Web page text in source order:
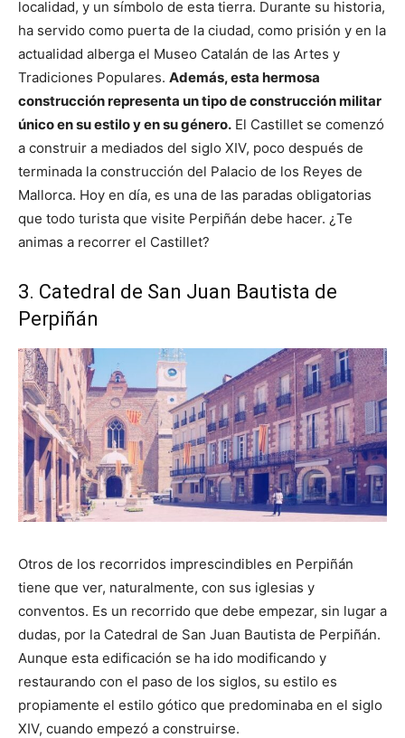
localidad, y un símbolo de esta tierra. Durante su historia,
ha servido como puerta de la ciudad, como prisión y en la
actualidad alberga el Museo Catalán de las Artes y
Tradiciones Populares. Además, esta hermosa
construcción representa un tipo de construcción militar
único en su estilo y en su género. El Castillet se comenzó
a construir a mediados del siglo XIV, poco después de
terminada la construcción del Palacio de los Reyes de
Mallorca. Hoy en día, es una de las paradas obligatorias
que todo turista que visite Perpiñán debe hacer. ¿Te
animas a recorrer el Castillet?
3. Catedral de San Juan Bautista de
Perpiñán
Otros de los recorridos imprescindibles en Perpiñán
tiene que ver, naturalmente, con sus iglesias y
conventos. Es un recorrido que debe empezar, sin lugar a
dudas, por la Catedral de San Juan Bautista de Perpiñán.
Aunque esta edificación se ha ido modificando y
restaurando con el paso de los siglos, su estilo es
propiamente el estilo gótico que predominaba en el siglo
XIV, cuando empezó a construirse.